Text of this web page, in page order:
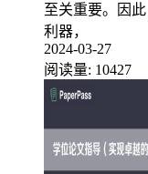
至关重要。因
利器，
2024-03-27
阅读量: 10427